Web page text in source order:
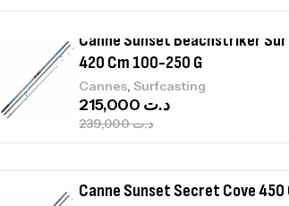
Canne Sunset Secret Cove 450
– 300 G
Cannes, Surfcasting
د.ت768,000
د.ت692,000
Canne Sunset Secret Cove 420